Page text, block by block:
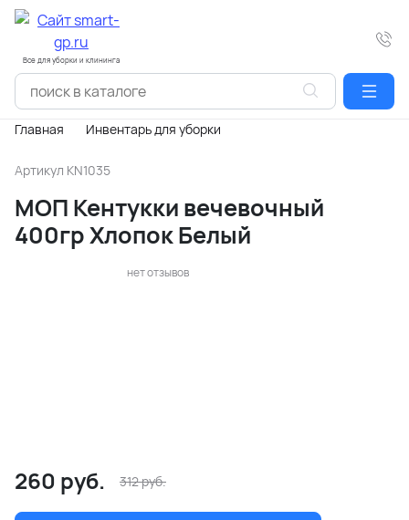
Все для уборки и клининга
Главная Инвентарь для уборки
Артикул KN1035
МОП Кентукки вечевочный
400гр Хлопок Белый
нет отзывов
260 руб. 312руб.